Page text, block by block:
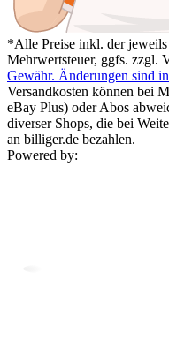
*Alle Preise inkl. der jeweils
Mehrwertsteuer, ggfs. zzgl.
Gewähr. Änderungen sind
Versandkosten können bei
eBay Plus) oder Abos
diverser Shops, die bei
an billiger.de bezahlen.
Powered by: